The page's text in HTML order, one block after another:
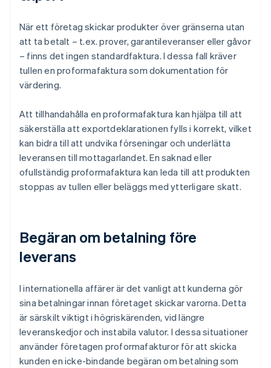
När ett företag skickar produkter över gränserna utan
att ta betalt – t.ex. prover, garantileveranser eller gåvor
– finns det ingen standardfaktura. I dessa fall kräver
tullen en proformafaktura som dokumentation för
värdering.
Att tillhandahålla en proformafaktura kan hjälpa till att
säkerställa att exportdeklarationen fylls i korrekt, vilket
kan bidra till att undvika förseningar och underlätta
leveransen till mottagarlandet. En saknad eller
ofullständig proformafaktura kan leda till att produkten
stoppas av tullen eller beläggs med ytterligare skatt.
Begäran om betalning före
leverans
I internationella affärer är det vanligt att kunderna gör
sina betalningar innan företaget skickar varorna. Detta
är särskilt viktigt i högriskärenden, vid längre
leveranskedjor och instabila valutor. I dessa situationer
använder företagen proformafakturor för att skicka
kunden en icke-bindande begäran om betalning som